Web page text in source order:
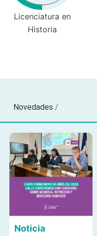
Licenciatura en
Historia
Novedades /
Noticia